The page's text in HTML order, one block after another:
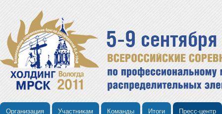
Организация Участникам Команды Итоги Пресс-центр